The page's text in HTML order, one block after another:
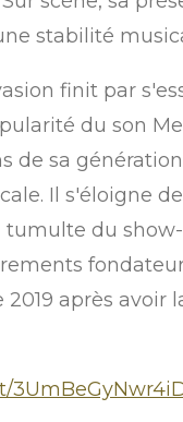
stabilité
finit par
du son
de sa
Il s'éloigne
du
après